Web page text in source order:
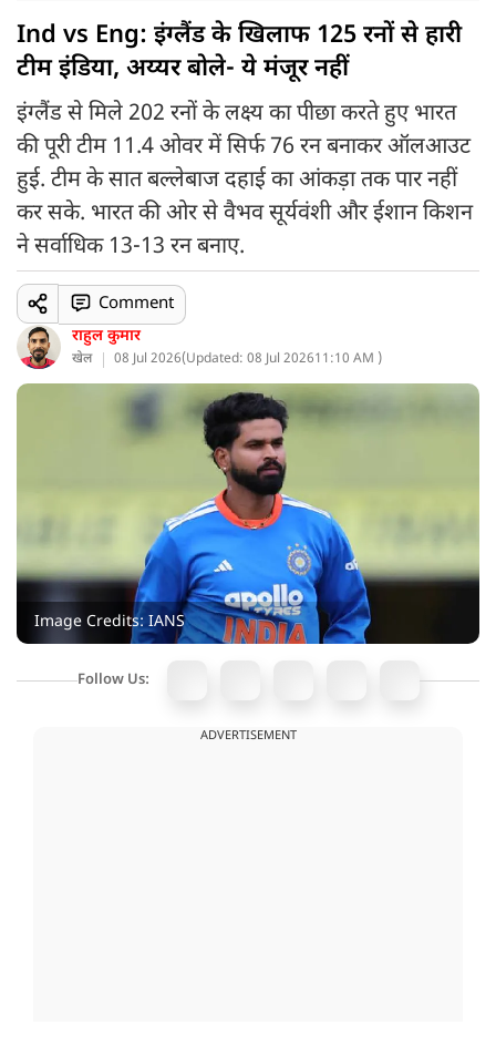
Ind vs Eng: इंग्लैंड के खिलाफ 125 रनों से हारी
टीम इंडिया, अय्यर बोले- ये मंजूर नहीं
इंग्लैंड से मिले 202 रनों के लक्ष्य का पीछा करते हुए भारत
की पूरी टीम 11.4 ओवर में सिर्फ 76 रन बनाकर ऑलआउट
हुई. टीम के सात बल्लेबाज दहाई का आंकड़ा तक पार नहीं
कर सके. भारत की ओर से वैभव सूर्यवंशी और ईशान किशन
ने सर्वाधिक 13-13 रन बनाए.
राहुल कुमार
खेल 08 Jul 2026(Updated: 08 Jul 202611:10 AM )
Comment
Image Credits: IANS
Follow Us:
ADVERTISEMENT